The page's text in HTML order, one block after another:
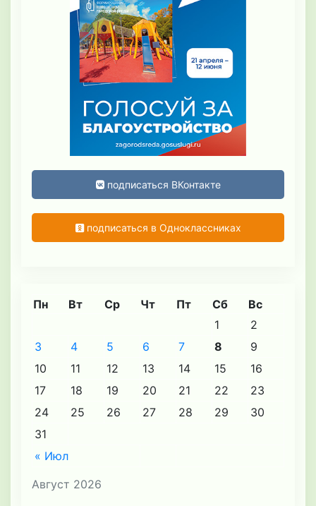
подписаться ВКонтакте
подписаться в Одноклассниках
Август 2026
Пн Вт Ср Чт Пт Сб Вс
« Июл
1
2
3
4 5 6 7 8
9
10
11 12 13 14 15
16
17
18 19 20 21 22
23
24
25 26 27 28 29
30
31